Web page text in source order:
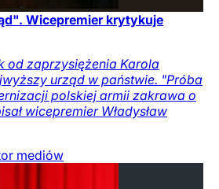
Wicepremier krytykuje
od zaprzysiężenia Karola
urząd w państwie. "Próba
polskiej armii zakrawa o
wicepremier Władysław
mediów